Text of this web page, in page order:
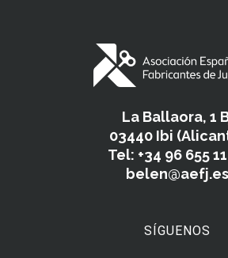
La Ballaora, 1
03440 Ibi
Tel: +34 96 655
belen@aefj.es
SÍGUENOS